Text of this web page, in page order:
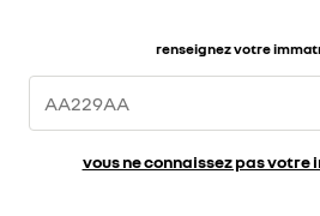
renseignez votre
vous ne connaissez pas